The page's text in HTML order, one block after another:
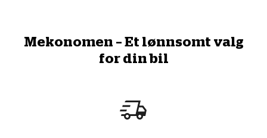
Mekonomen – Et lønnsomt valg
for din bil